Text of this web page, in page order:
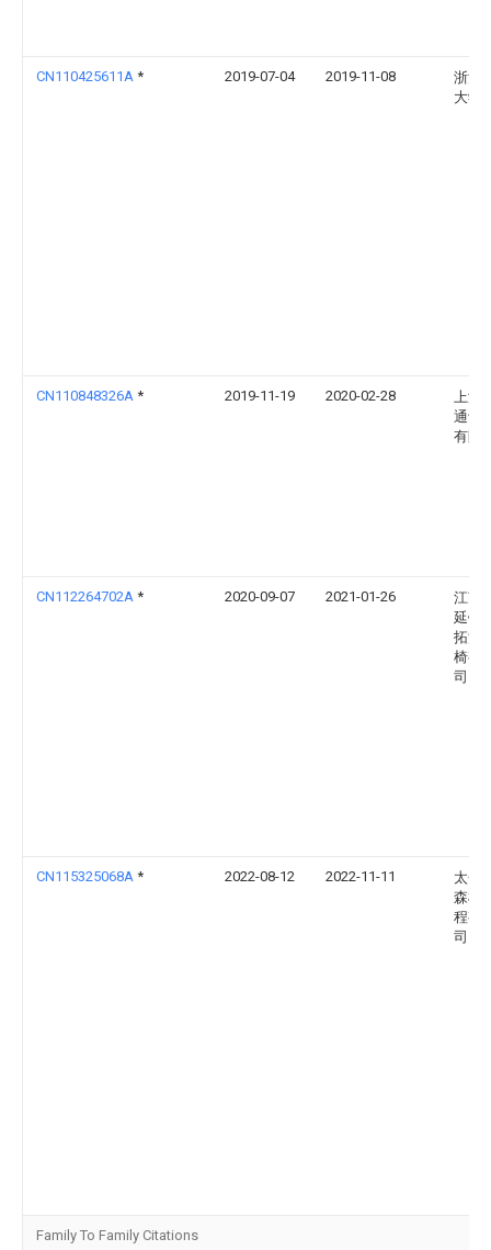
CN110425611A * 2019-07-04 2019-11-08
浙江
大学
CN110848326A * 2019-11-19 2020-02-28
上海
通讯
有限
CN112264702A * 2020-09-07 2021-01-26
江苏
延锋
拓汽
椅有
司
CN115325068A * 2022-08-12 2022-11-11
太仓
森机
程有
司
Family To Family Citations